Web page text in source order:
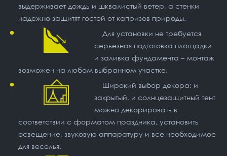
выдерживает дождь и шквалистый ветер, а стенки
надежно защитят гостей от капризов природы.
Для установки не требуется
серьезная подготовка площадки
и заливка фундамента – монтаж
возможен на любом выбранном участке.
Широкий выбор декора: и
закрытый, и солнцезащитный тент
можно декорировать в
соответствии с форматом праздника, установить
освещение, звуковую аппаратуру и все необходимое
для веселья.